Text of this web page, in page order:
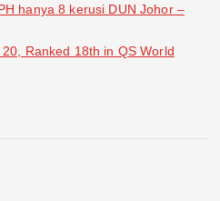
hanya 8 kerusi DUN Johor –
Ranked 18th in QS World